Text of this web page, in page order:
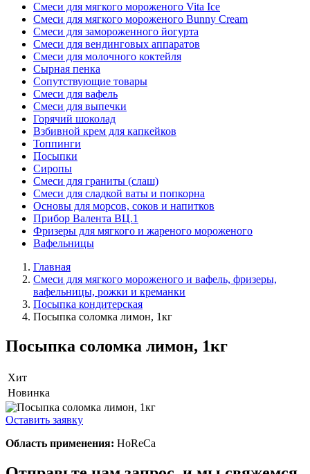
Смеси для мягкого мороженого Vita Ice
Смеси для мягкого мороженого Bunny Cream
Смеси для замороженного йогурта
Смеси для вендинговых аппаратов
Смеси для молочного коктейля
Сырная пенка
Сопутствующие товары
Смеси для вафель
Смеси для выпечки
Горячий шоколад
Взбивной крем для капкейков
Топпинги
Посыпки
Сиропы
Смеси для граниты (слаш)
Смеси для сладкой ваты и попкорна
Основы для морсов, соков и напитков
Прибор Валента ВЦ.1
Фризеры для мягкого и жареного мороженого
Вафельницы
Главная
Смеси для мягкого мороженого и вафель, фризеры,
вафельницы, рожки и креманки
Посыпка кондитерская
Посыпка соломка лимон, 1кг
Посыпка соломка лимон, 1кг
Хит
Новинка
Оставить заявку
Область применения: HoReCa